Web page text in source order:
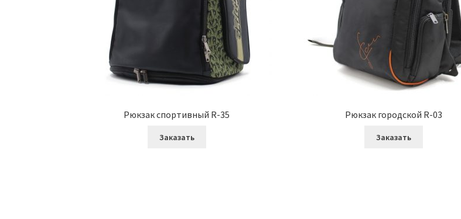
Рюкзак спортивный R-35
Заказать
Рюкзак городской R-03
Заказать